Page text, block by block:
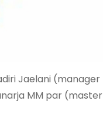
Jaelani (manager
MM par (master